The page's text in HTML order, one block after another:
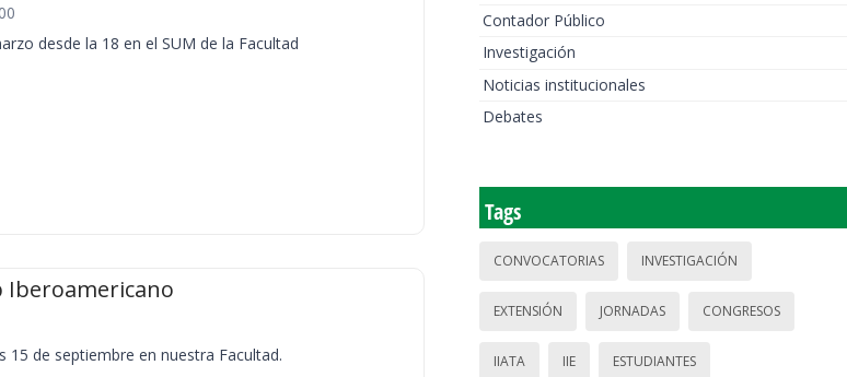
desde la 18 en el SUM de la Facultad
Iberoamericano
15 de septiembre en nuestra Facultad.
Contador Público
Investigación
Noticias institucionales
Debates
Tags
CONVOCATORIAS INVESTIGACIÓN
EXTENSIÓN JORNADAS CONGRESOS
IIATA IIE ESTUDIANTES